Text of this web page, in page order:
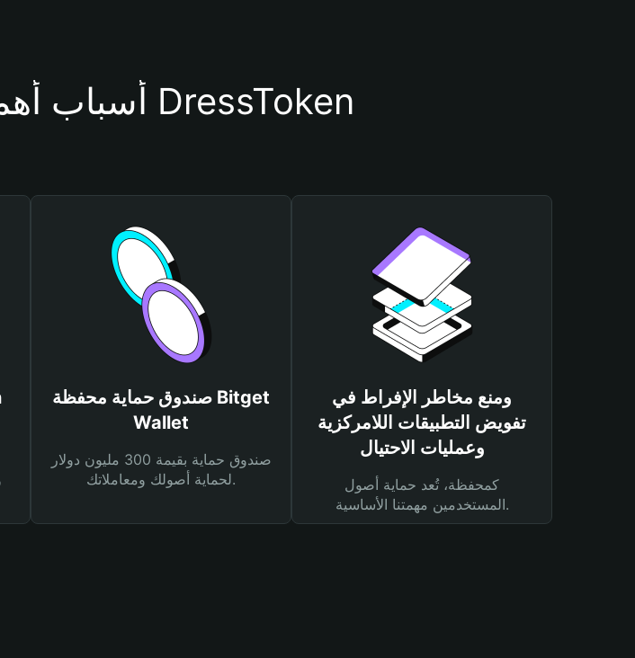
أسباب أهمية استخدام محفظة DressToken
صندوق حماية محفظة Bitget
Wallet
صندوق حماية بقيمة 300 مليون دولار
لحماية أصولك ومعاملاتك.
ومنع مخاطر الإفراط في
تفويض التطبيقات اللامركزية
وعمليات الاحتيال
كمحفظة، تُعد حماية أصول
المستخدمين مهمتنا الأساسية.